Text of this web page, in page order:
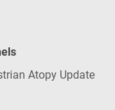
Atopy Update